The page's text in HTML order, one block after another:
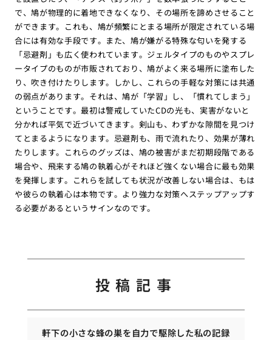
で、鳩が物理的に着地できなくなり、その場所を諦めさせること
ができます。これも、鳩が頻繁にとまる場所が限定されている場
合には有効な手段です。また、鳩が嫌がる特殊な匂いを発する
「忌避剤」も広く使われています。ジェルタイプのものやスプレ
ータイプのものが市販されており、鳩がよく来る場所に塗布した
り、吹き付けたりします。しかし、これらの手軽な対策には共通
の弱点があります。それは、鳩が「学習」し、「慣れてしまう」
ということです。最初は警戒していたCDの光も、実害がないと
分かれば平気で近づいてきます。剣山も、わずかな隙間を見つけ
てとまるようになります。忌避剤も、雨で流れたり、効果が薄れ
たりします。これらのグッズは、鳩の被害がまだ初期段階である
場合や、飛来する鳩の執着心がそれほど強くない場合に最も効果
を発揮します。これらを試しても状況が改善しない場合は、もは
や彼らの執着心は本物です。より強力な対策へステップアップす
る必要があるというサインなのです。
投稿記事
軒下の小さな蜂の巣を自力で駆除した私の記録